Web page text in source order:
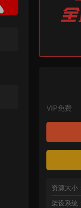
VIP免费
资源大小：
架设系统：